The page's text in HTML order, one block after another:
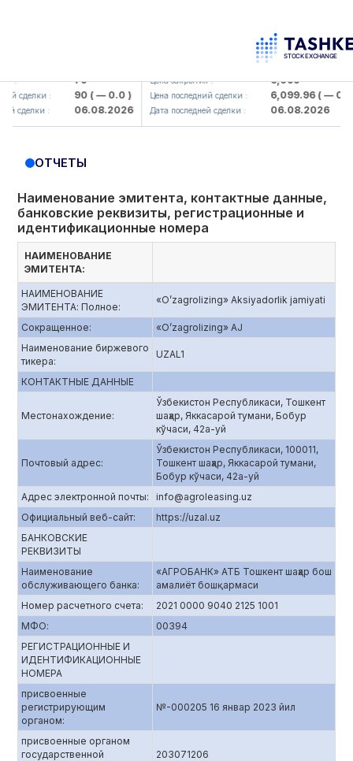
79
: ( — 0.0 )
: 06.08.2026
UZMK (<O'zmetkombinat> AJ)
Цена закрытия : 6,099
Цена последний сделки : 6,099.96( — 0.0 )
Дата последней сделки : 06.08.2026
ОТЧЕТЫ
Наименование эмитента, контактные данные,
банковские реквизиты, регистрационные и
идентификационные номера
НАИМЕНОВАНИЕ
ЭМИТЕНТА:
НАИМЕНОВАНИЕ
ЭМИТЕНТА: Полное:
«O’zagrolizing» Aksiyadorlik jamiyati
Сокращенное:
«O’zagrolizing» AJ
Наименование биржевого
тикера:
UZAL1
КОНТАКТНЫЕ ДАННЫЕ
Местонахождение:
Ўзбекистон Республикаси, Тошкент
шаҳар, Яккасарой тумани, Бобур
кўчаси, 42а-уй
Почтовый адрес:
Ўзбекистон Республикаси, 100011,
Тошкент шаҳар, Яккасарой тумани,
Бобур кўчаси, 42а-уй
Адрес электронной почты:
info@agroleasing.uz
Официальный веб-сайт:
https://uzal.uz
БАНКОВСКИЕ
РЕКВИЗИТЫ
Наименование
обслуживающего банка:
«АГРОБАНК» АТБ Тошкент шаҳар бош
амалиёт бошқармаси
Номер расчетного счета:
2021 0000 9040 2125 1001
МФО:
00394
РЕГИСТРАЦИОННЫЕ И
ИДЕНТИФИКАЦИОННЫЕ
НОМЕРА
присвоенные
регистрирующим
органом:
№-000205 16 январ 2023 йил
присвоенные органом
государственной
203071206